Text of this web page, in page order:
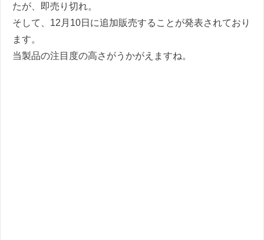
たが、即売り切れ。
そして、12月10日に追加販売することが発表されており
ます。
当製品の注目度の高さがうかがえますね。